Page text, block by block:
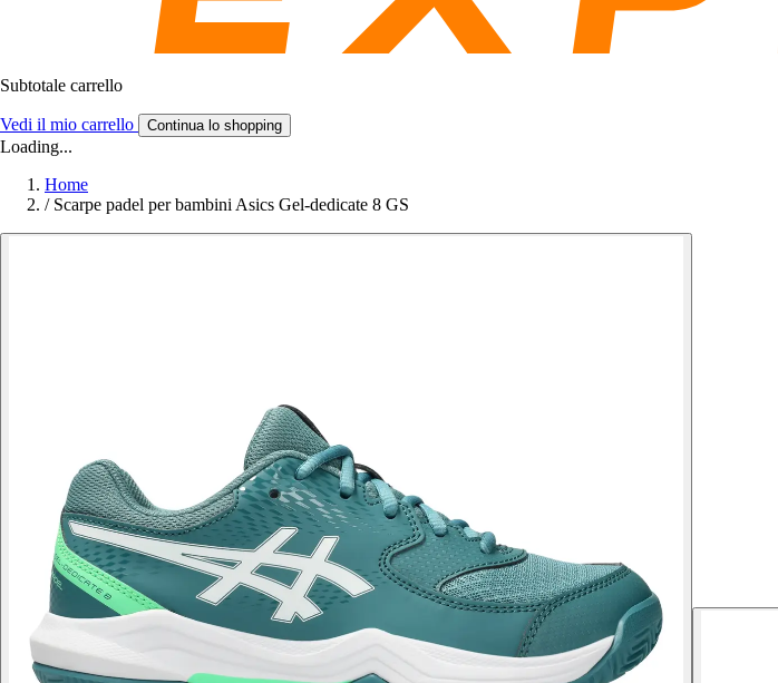
Subtotale carrello
Vedi il mio carrello Continua lo shopping
Loading...
Home
/ Scarpe padel per bambini Asics Gel-dedicate 8 GS